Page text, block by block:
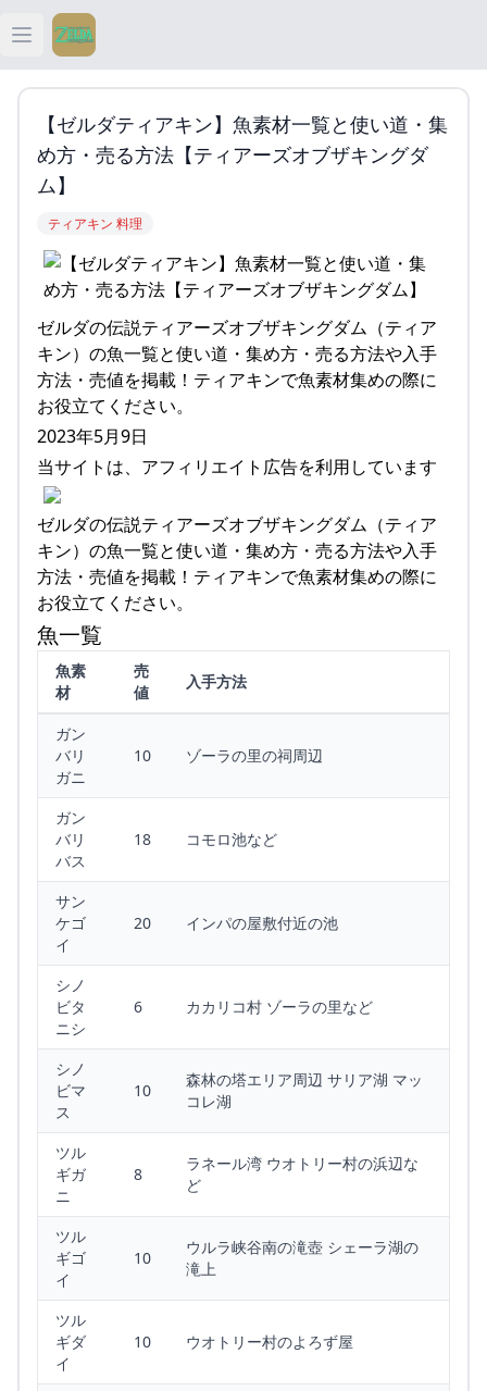
Open main menu
ティアキン
ティアキン 祠
ティアキン 攻略
【ゼルダティアキン】魚素材一覧と使い道・集
め方・売る方法【ティアーズオブザキングダ
ム】
ティアキン 料理
ゼルダの伝説ティアーズオブザキングダム（ティア
キン）の魚一覧と使い道・集め方・売る方法や入手
方法・売値を掲載！ティアキンで魚素材集めの際に
お役立てください。
2023年5月9日
当サイトは、アフィリエイト広告を利用しています
ゼルダの伝説ティアーズオブザキングダム（ティア
キン）の魚一覧と使い道・集め方・売る方法や入手
方法・売値を掲載！ティアキンで魚素材集めの際に
お役立てください。
魚一覧
魚素
材
売
値
入手方法
ガン
バリ
ガニ
10 ゾーラの里の祠周辺
ガン
バリ
バス
18 コモロ池など
サン
ケゴ
イ
20 インパの屋敷付近の池
シノ
ビタ
ニシ
6 カカリコ村 ゾーラの里など
シノ
ビマ
ス
10
森林の塔エリア周辺 サリア湖 マッ
コレ湖
ツル
ギガ
ニ
8
ラネール湾 ウオトリー村の浜辺な
ど
ツル
ギゴ
イ
10
ウルラ峡谷南の滝壺 シェーラ湖の
滝上
ツル
ギダ
イ
10 ウオトリー村のよろず屋